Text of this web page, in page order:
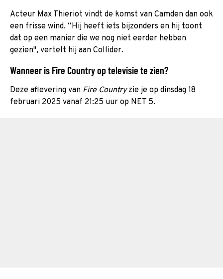
Acteur Max Thieriot vindt de komst van Camden dan ook
een frisse wind. “Hij heeft iets bijzonders en hij toont
dat op een manier die we nog niet eerder hebben
gezien", vertelt hij aan Collider.
Wanneer is Fire Country op televisie te zien?
Deze aflevering van Fire Countryzie je op dinsdag 18
februari 2025 vanaf 21:25 uur op NET 5.